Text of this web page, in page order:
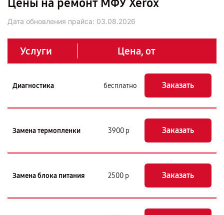
Цены на ремонт МФУ Xerox
Дата обновления прайса: 03.08.2026
Услуги Цена, от
Диагностика бесплатно Заказать
Замена термопленки 3900 р Заказать
Замена блока питания 2500 р Заказать